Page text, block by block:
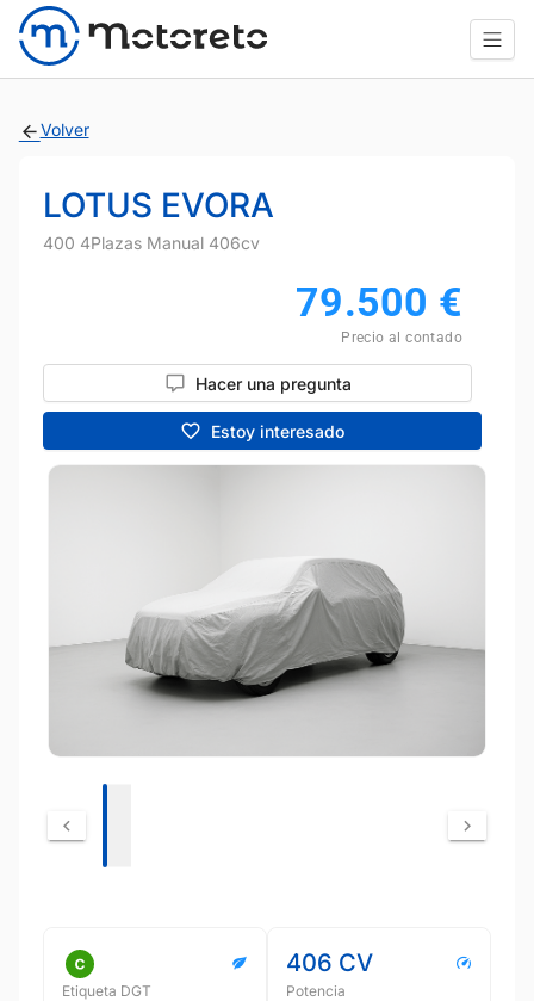
Volver
LOTUS EVORA
400 4Plazas Manual 406cv
79.500 €
Precio al contado
Hacer una pregunta
Estoy interesado
Etiqueta DGT
406 CV
Potencia